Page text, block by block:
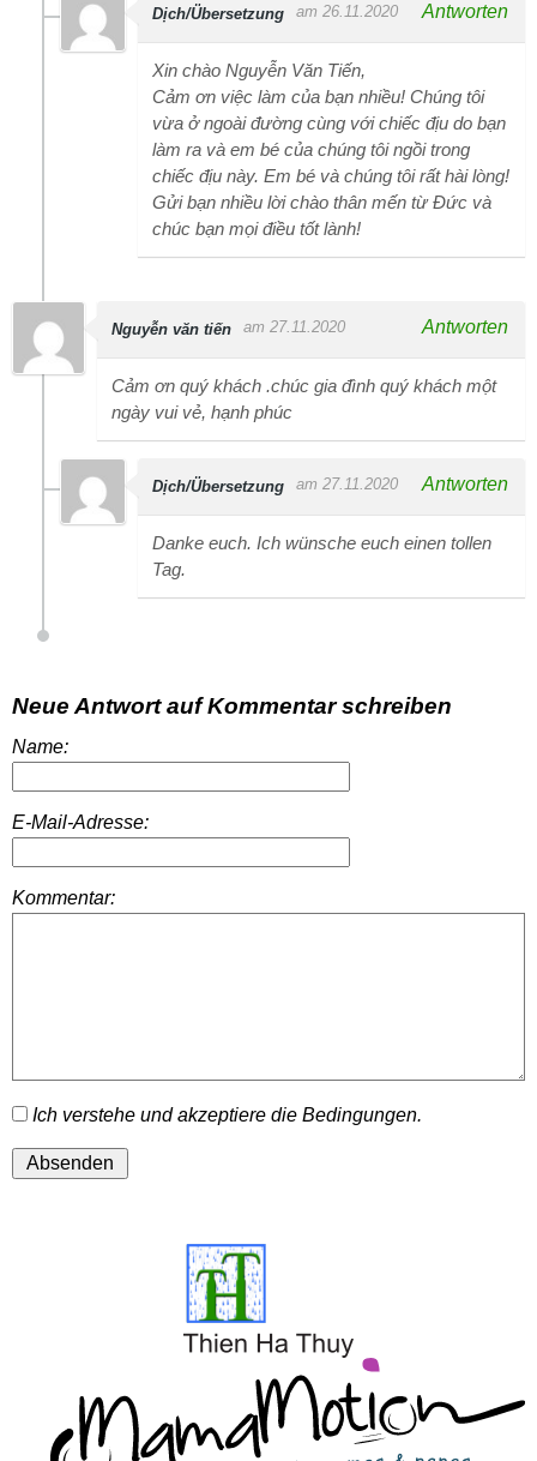
Dịch/Übersetzung am 26.11.2020 Antworten
Xin chào Nguyễn Văn Tiến,
Cảm ơn việc làm của bạn nhiều! Chúng tôi
vừa ở ngoài đường cùng với chiếc địu do bạn
làm ra và em bé của chúng tôi ngồi trong
chiếc địu này. Em bé và chúng tôi rất hài lòng!
Gửi bạn nhiều lời chào thân mến từ Đức và
chúc bạn mọi điều tốt lành!
Nguyễn văn tiến am 27.11.2020 Antworten
Cảm ơn quý khách .chúc gia đình quý khách một
ngày vui vẻ, hạnh phúc
Dịch/Übersetzung am 27.11.2020 Antworten
Danke euch. Ich wünsche euch einen tollen
Tag.
Neue Antwort auf Kommentar schreiben
Name:
E-Mail-Adresse:
Kommentar:
Ich verstehe und akzeptiere die Bedingungen.